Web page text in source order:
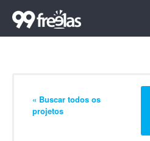
« Buscar todos os
projetos